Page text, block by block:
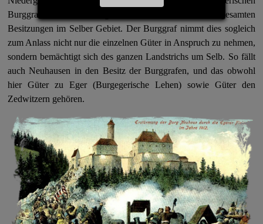
Burggrafen von Nürnberg. Sie verkaufen diesen ihre gesamten
Besitzungen im Selber Gebiet. Der Burggraf nimmt dies sogleich
zum Anlass nicht nur die einzelnen Güter in Anspruch zu nehmen,
sondern bemächtigt sich des ganzen Landstrichs um Selb. So fällt
auch Neuhausen in den Besitz der Burggrafen, und das obwohl
hier Güter zu Eger (Burgegerische Lehen) sowie Güter den
Zedwitzern gehören.